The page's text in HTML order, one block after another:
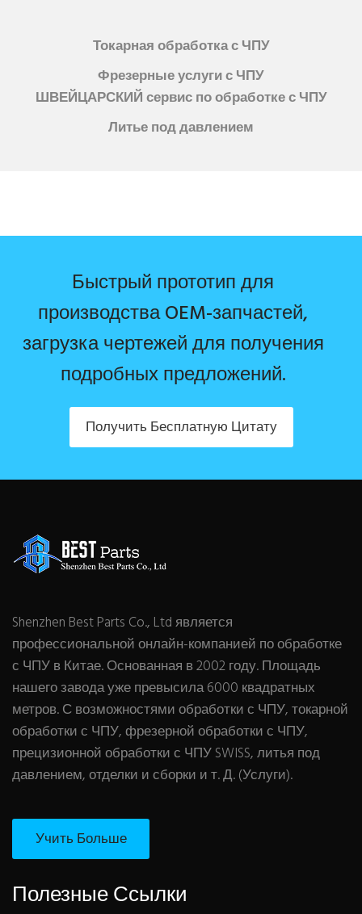
Токарная обработка с ЧПУ
Фрезерные услуги с ЧПУ
ШВЕЙЦАРСКИЙ сервис по обработке с ЧПУ
Литье под давлением
Быстрый прототип для
производства OEM-запчастей,
загрузка чертежей для получения
подробных предложений.
Получить Бесплатную Цитату
Shenzhen Best Parts Co., Ltd является
профессиональной онлайн-компанией по обработке
с ЧПУ в Китае. Основанная в 2002 году. Площадь
нашего завода уже превысила 6000 квадратных
метров. С возможностями обработки с ЧПУ, токарной
обработки с ЧПУ, фрезерной обработки с ЧПУ,
прецизионной обработки с ЧПУ SWISS, литья под
давлением, отделки и сборки и т. Д. (Услуги).
Учить Больше
Полезные Ссылки